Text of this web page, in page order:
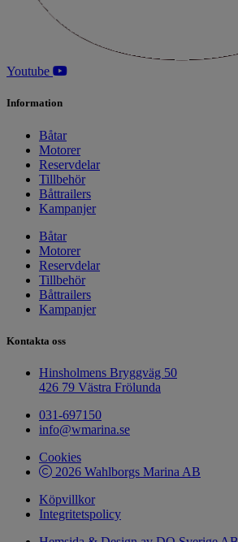
Youtube
Information
Båtar
Motorer
Reservdelar
Tillbehör
Båttrailers
Kampanjer
Båtar
Motorer
Reservdelar
Tillbehör
Båttrailers
Kampanjer
Kontakta oss
Hinsholmens Bryggväg 50
426 79 Västra Frölunda
031-697150
info@wmarina.se
Cookies
2026 Wahlborgs Marina AB
Köpvillkor
Integritetspolicy